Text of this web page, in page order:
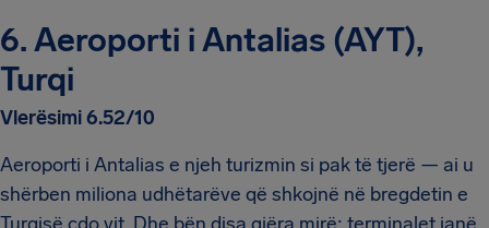
6. Aeroporti i Antalias (AYT),
Turqi
Vlerësimi 6.52/10
Aeroporti i Antalias e njeh turizmin si pak të tjerë — ai u
shërben miliona udhëtarëve që shkojnë në bregdetin e